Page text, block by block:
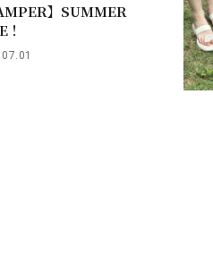
】SUMMER